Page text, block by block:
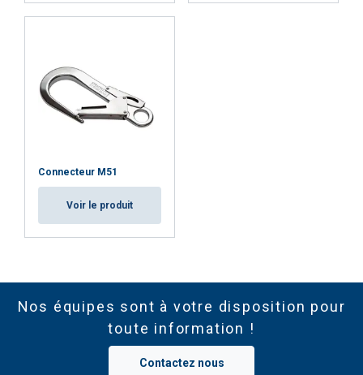
Connecteur M51
Voir le produit
Nos équipes sont à votre disposition pour
toute information !
Contactez nous